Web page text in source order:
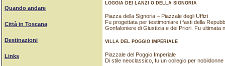
Quando andare
Città in Toscana
Destinazioni
Links
LOGGIA DEI LANZI O DELLA SIGNORIA
Piazza della Signoria – Piazzale degli Uffizi
Fu progettata per testimoniare i fasti della
Gonfaloniere di Giustizia e dei Priori. Fu ultimata
VILLA DEL POGGIO IMPERIALE
Piazzale del Poggio Imperiale
Di stile neoclassico, fu un collegio per